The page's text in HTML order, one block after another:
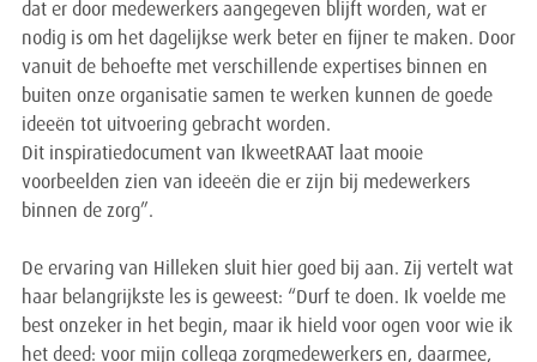
dat er door medewerkers aangegeven blijft worden, wat er
nodig is om het dagelijkse werk beter en fijner te maken. Door
vanuit de behoefte met verschillende expertises binnen en
buiten onze organisatie samen te werken kunnen de goede
ideeën tot uitvoering gebracht worden.
Dit inspiratiedocument van IkweetRAAT laat mooie
voorbeelden zien van ideeën die er zijn bij medewerkers
binnen de zorg”.
De ervaring van Hilleken sluit hier goed bij aan. Zij vertelt wat
haar belangrijkste les is geweest: “Durf te doen. Ik voelde me
best onzeker in het begin, maar ik hield voor ogen voor wie ik
het deed: voor mijn collega zorgmedewerkers en, daarmee,